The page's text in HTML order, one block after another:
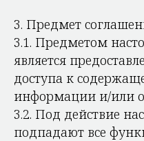
3. Предмет
3.1. Предметом
является
доступа к
информации и/или
3.2. Под действие
подпадают все